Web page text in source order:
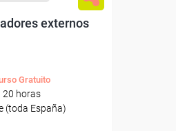
externos
Gratuito
20 horas
(toda España)